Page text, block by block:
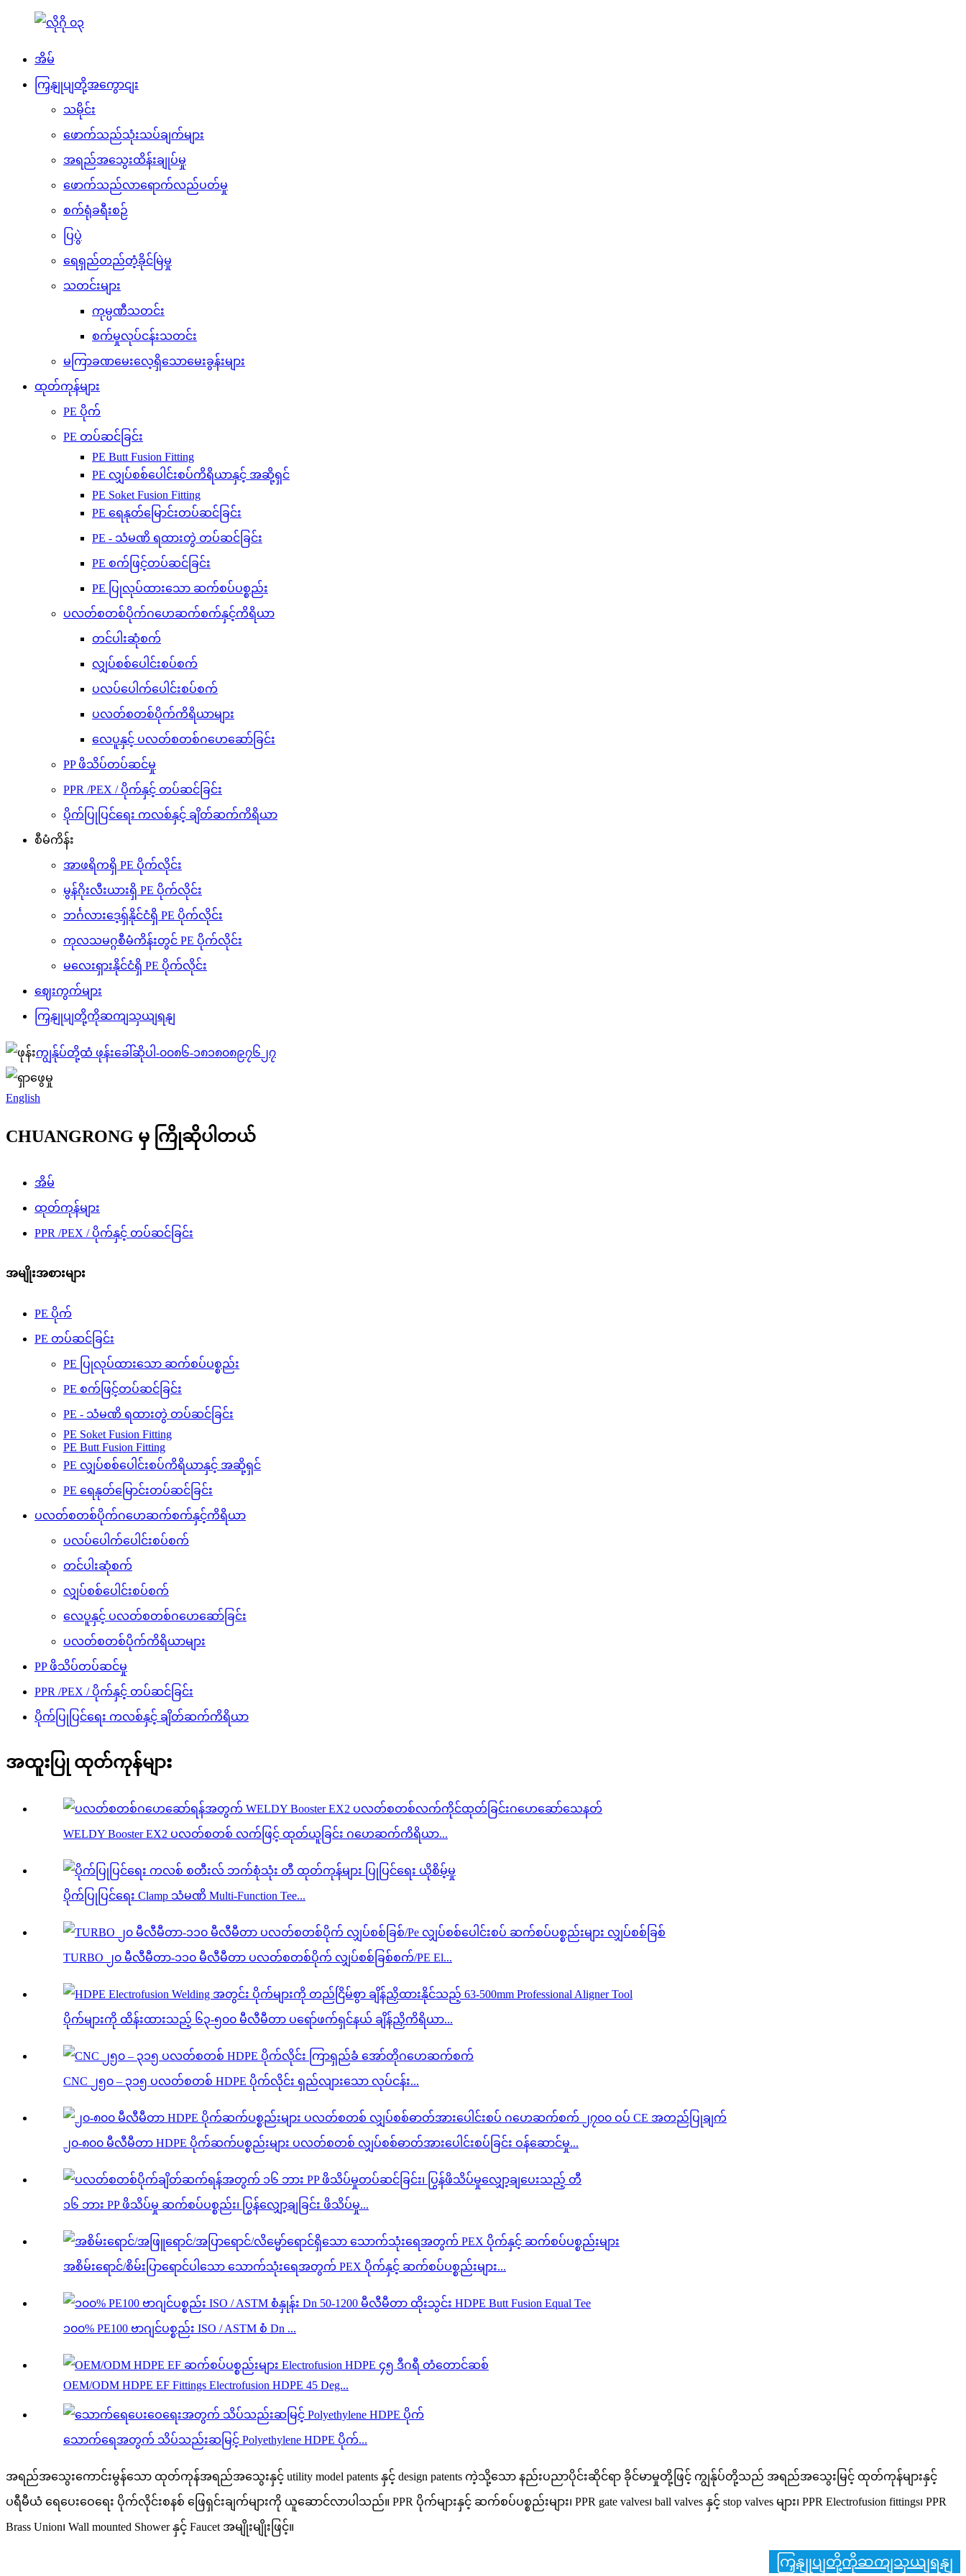
အိမ်
ကြှနျုပျတို့အကွောငျး
သမိုင်း
ဖောက်သည်သုံးသပ်ချက်များ
အရည်အသွေးထိန်းချုပ်မှု
ဖောက်သည်လာရောက်လည်ပတ်မှု
စက်ရုံခရီးစဉ်
ပြပွဲ
ရေရှည်တည်တံ့ခိုင်မြဲမှု
သတင်းများ
ကုမ္ပဏီသတင်း
စက်မှုလုပ်ငန်းသတင်း
မကြာခဏမေးလေ့ရှိသောမေးခွန်းများ
ထုတ်ကုန်များ
PE ပိုက်
PE တပ်ဆင်ခြင်း
PE Butt Fusion Fitting
PE လျှပ်စစ်ပေါင်းစပ်ကိရိယာနှင့် အဆို့ရှင်
PE Soket Fusion Fitting
PE ရေနုတ်မြောင်းတပ်ဆင်ခြင်း
PE - သံမဏိ ရထားတွဲ တပ်ဆင်ခြင်း
PE စက်ဖြင့်တပ်ဆင်ခြင်း
PE ပြုလုပ်ထားသော ဆက်စပ်ပစ္စည်း
ပလတ်စတစ်ပိုက်ဂဟေဆက်စက်နှင့်ကိရိယာ
တင်ပါးဆုံစက်
လျှပ်စစ်ပေါင်းစပ်စက်
ပလပ်ပေါက်ပေါင်းစပ်စက်
ပလတ်စတစ်ပိုက်ကိရိယာများ
လေပူနှင့် ပလတ်စတစ်ဂဟေဆော်ခြင်း
PP ဖိသိပ်တပ်ဆင်မှု
PPR /PEX / ပိုက်နှင့် တပ်ဆင်ခြင်း
ပိုက်ပြုပြင်ရေး ကလစ်နှင့် ချိတ်ဆက်ကိရိယာ
စီမံကိန်း
အာဖရိကရှိ PE ပိုက်လိုင်း
မွန်ဂိုးလီးယားရှိ PE ပိုက်လိုင်း
ဘင်္ဂလားဒေ့ရှ်နိုင်ငံရှိ PE ပိုက်လိုင်း
ကုလသမဂ္ဂစီမံကိန်းတွင် PE ပိုက်လိုင်း
မလေးရှားနိုင်ငံရှိ PE ပိုက်လိုင်း
ဈေးကွက်များ
ကြှနျုပျတို့ကိုဆကျသှယျရနျ
ကျွန်ုပ်တို့ထံ ဖုန်းခေါ်ဆိုပါ-၀၀၈၆-၁၈၁၈၀၈၉၇၆၂၇
English
CHUANGRONG မှ ကြိုဆိုပါတယ်
အိမ်
ထုတ်ကုန်များ
PPR /PEX / ပိုက်နှင့် တပ်ဆင်ခြင်း
အမျိုးအစားများ
PE ပိုက်
PE တပ်ဆင်ခြင်း
PE ပြုလုပ်ထားသော ဆက်စပ်ပစ္စည်း
PE စက်ဖြင့်တပ်ဆင်ခြင်း
PE - သံမဏိ ရထားတွဲ တပ်ဆင်ခြင်း
PE Soket Fusion Fitting
PE Butt Fusion Fitting
PE လျှပ်စစ်ပေါင်းစပ်ကိရိယာနှင့် အဆို့ရှင်
PE ရေနုတ်မြောင်းတပ်ဆင်ခြင်း
ပလတ်စတစ်ပိုက်ဂဟေဆက်စက်နှင့်ကိရိယာ
ပလပ်ပေါက်ပေါင်းစပ်စက်
တင်ပါးဆုံစက်
လျှပ်စစ်ပေါင်းစပ်စက်
လေပူနှင့် ပလတ်စတစ်ဂဟေဆော်ခြင်း
ပလတ်စတစ်ပိုက်ကိရိယာများ
PP ဖိသိပ်တပ်ဆင်မှု
PPR /PEX / ပိုက်နှင့် တပ်ဆင်ခြင်း
ပိုက်ပြုပြင်ရေး ကလစ်နှင့် ချိတ်ဆက်ကိရိယာ
အထူးပြု ထုတ်ကုန်များ
WELDY Booster EX2 ပလတ်စတစ် လက်ဖြင့် ထုတ်ယူခြင်း ဂဟေဆက်ကိရိယာ...
ပိုက်ပြုပြင်ရေး Clamp သံမဏိ Multi-Function Tee...
TURBO ၂၀ မီလီမီတာ-၁၁၀ မီလီမီတာ ပလတ်စတစ်ပိုက် လျှပ်စစ်ခြစ်စက်/PE El...
ပိုက်များကို ထိန်းထားသည့် ၆၃-၅၀၀ မီလီမီတာ ပရော်ဖက်ရှင်နယ် ချိန်ညှိကိရိယာ...
CNC ၂၅၀ – ၃၁၅ ပလတ်စတစ် HDPE ပိုက်လိုင်း ရှည်လျားသော လုပ်ငန်း...
၂၀-၈၀၀ မီလီမီတာ HDPE ပိုက်ဆက်ပစ္စည်းများ ပလတ်စတစ် လျှပ်စစ်ဓာတ်အားပေါင်းစပ်ခြင်း ဝန်ဆောင်မှု...
၁၆ ဘား PP ဖိသိပ်မှု ဆက်စပ်ပစ္စည်း၊ ပြွန်လျှော့ချခြင်း ဖိသိပ်မှု...
အစိမ်းရောင်/စိမ်းပြာရောင်ပါသော သောက်သုံးရေအတွက် PEX ပိုက်နှင့် ဆက်စပ်ပစ္စည်းများ...
၁၀၀% PE100 ဗာဂျင်ပစ္စည်း ISO / ASTM စံ Dn ...
OEM/ODM HDPE EF Fittings Electrofusion HDPE 45 Deg...
သောက်ရေအတွက် သိပ်သည်းဆမြင့် Polyethylene HDPE ပိုက်...
အရည်အသွေးကောင်းမွန်သော ထုတ်ကုန်အရည်အသွေးနှင့် utility model patents နှင့် design patents ကဲ့သို့သော နည်းပညာပိုင်းဆိုင်ရာ ခိုင်မာမှုတို့ဖြင့် ကျွန်ုပ်တို့သည် အရည်အသွေးမြင့် ထုတ်ကုန်များနှင့်
ပရီမီယံ ရေပေးဝေရေး ပိုက်လိုင်းစနစ် ဖြေရှင်းချက်များကို ယူဆောင်လာပါသည်။ PPR ပိုက်များနှင့် ဆက်စပ်ပစ္စည်းများ၊ PPR gate valves၊ ball valves နှင့် stop valves များ၊ PPR Electrofusion fittings၊ PPR
Brass Union၊ Wall mounted Shower နှင့် Faucet အမျိုးမျိုးဖြင့်။
ကြှနျုပျတို့ကိုဆကျသှယျရနျ